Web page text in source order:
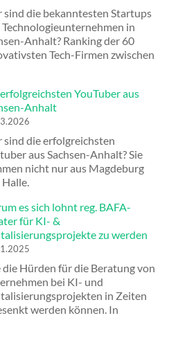
sind die bekanntesten Startups
Technologieunternehmen in
Anhalt? Ranking der 60
Tech-Firmen zwischen
YouTuber aus
Anhalt
sind die erfolgreichsten
aus Sachsen-Anhalt? Sie
nicht nur aus Magdeburg
es sich lohnt reg. BAFA-
für KI- &
zu werden
die Hürden für die Beratung von
bei KI- und
in Zeiten
werden können. In